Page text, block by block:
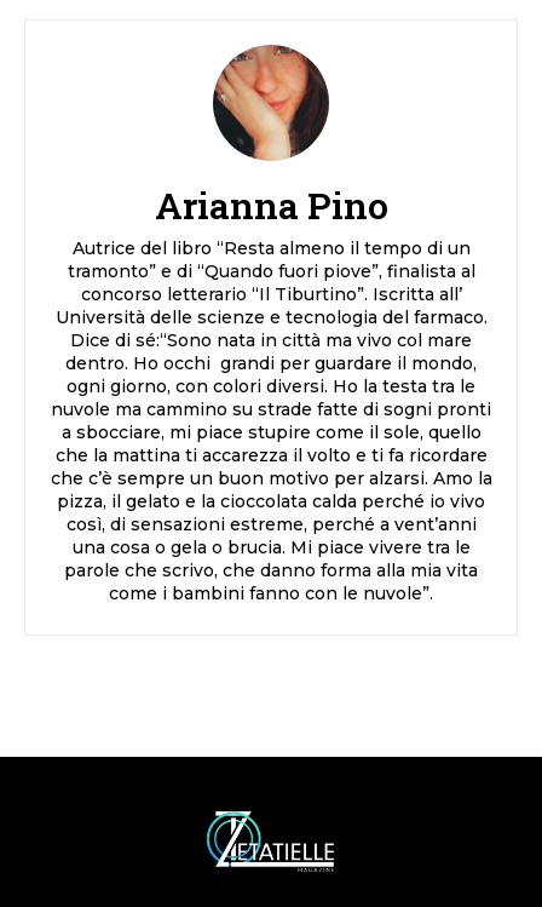
Arianna Pino
Autrice del libro “Resta almeno il tempo di un
tramonto” e di “Quando fuori piove”, finalista al
concorso letterario “Il Tiburtino”. Iscritta all’
Università delle scienze e tecnologia del farmaco.
Dice di sé:“Sono nata in città ma vivo col mare
dentro. Ho occhi grandi per guardare il mondo,
ogni giorno, con colori diversi. Ho la testa tra le
nuvole ma cammino su strade fatte di sogni pronti
a sbocciare, mi piace stupire come il sole, quello
che la mattina ti accarezza il volto e ti fa ricordare
che c’è sempre un buon motivo per alzarsi. Amo la
pizza, il gelato e la cioccolata calda perché io vivo
così, di sensazioni estreme, perché a vent’anni
una cosa o gela o brucia. Mi piace vivere tra le
parole che scrivo, che danno forma alla mia vita
come i bambini fanno con le nuvole”.